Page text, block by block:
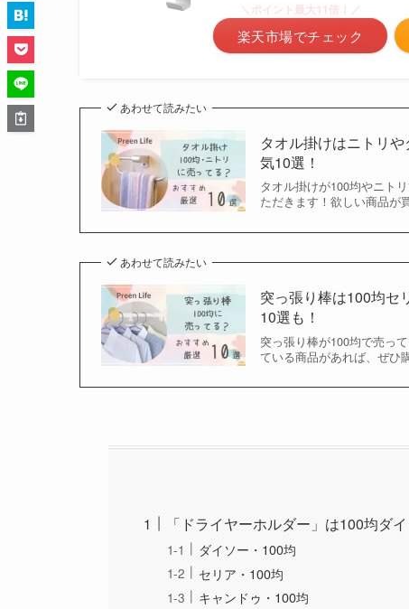
＼ポイント最大11倍！／
楽天市場でチェック
あわせて読みたい
タオル掛けはニトリ
気10選！
タオル掛けが100均やニト
ただきます！欲しい商品が
あわせて読みたい
突っ張り棒は100均セ
10選も！
突っ張り棒が100均で売っ
ている商品があれば、ぜひ
「ドライヤーホルダー」は100均ダ
ダイソー・100均
セリア・100均
キャンドゥ・100均